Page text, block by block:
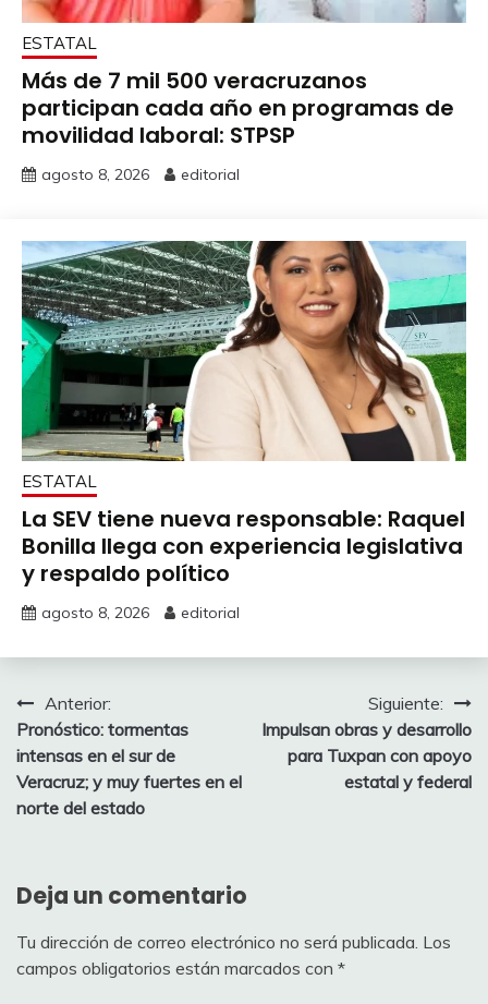
ESTATAL
Más de 7 mil 500 veracruzanos
participan cada año en programas de
movilidad laboral: STPSP
agosto 8, 2026 editorial
ESTATAL
La SEV tiene nueva responsable: Raquel
Bonilla llega con experiencia legislativa
y respaldo político
agosto 8, 2026 editorial
Navegación
de
entradas
Anterior:
Pronóstico: tormentas
intensas en el sur de
Veracruz; y muy fuertes en el
norte del estado
Siguiente:
Impulsan obras y desarrollo
para Tuxpan con apoyo
estatal y federal
Deja un comentario
Tu dirección de correo electrónico no será publicada. Los
campos obligatorios están marcados con *